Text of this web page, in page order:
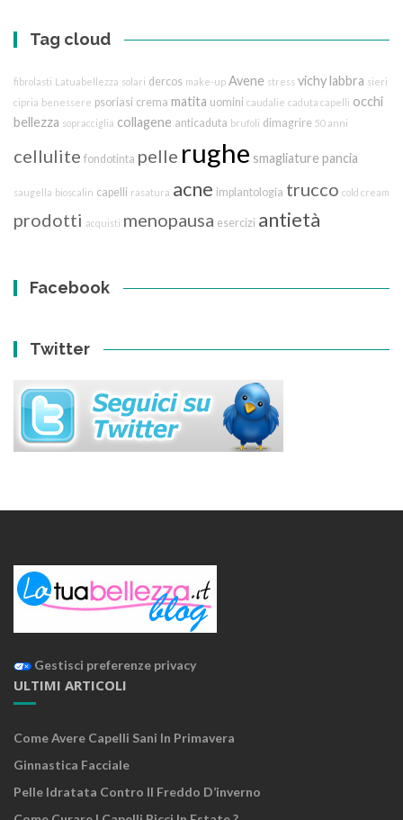
Tag cloud
fibrolasti Latuabellezza solari dercos make-up Avene stress vichy labbra sieri
cipria benessere psoriasi crema matita uomini caudalie caduta capelli occhi
bellezza sopracciglia collagene anticaduta brufoli dimagrire 50 anni
cellulite fondotinta pelle rughe smagliature pancia
saugella bioscalin capelli rasatura acne implantologia trucco cold cream
prodotti acquisti menopausa esercizi antietà
Facebook
Twitter
Gestisci preferenze privacy
ULTIMI ARTICOLI
Come Avere Capelli Sani In Primavera
Ginnastica Facciale
Pelle Idratata Contro Il Freddo D’inverno